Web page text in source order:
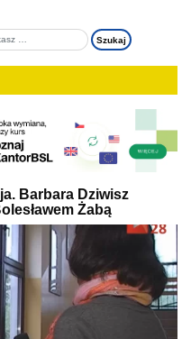
Barbara Dziwisz
Żabą